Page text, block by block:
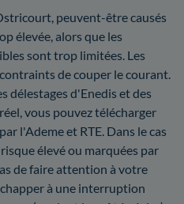
peuvent-être causés
élevée, alors que les
sont trop limitées. Les
de couper le courant.
délestages d'Enedis et des
vous pouvez télécharger
l'Ademe et RTE. Dans le cas
élevé ou marquées par
de faire attention à votre
à une interruption